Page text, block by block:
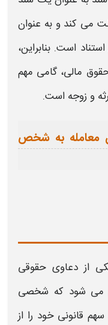
می کند و به عنوان
است. بنابراین،
مالی، گامی مهم
و زوجه است.
معامله به شخص
از دعاوی حقوقی
می شود که شخصی
سهم قانونی خود را از